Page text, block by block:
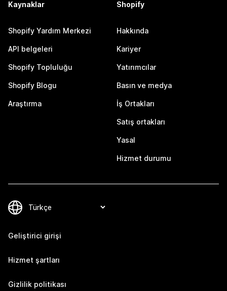
Kaynaklar
Shopify Yardım Merkezi
API belgeleri
Shopify Topluluğu
Shopify Blogu
Araştırma
Shopify
Hakkında
Kariyer
Yatırımcılar
Basın ve medya
İş Ortakları
Satış ortakları
Yasal
Hizmet durumu
Geliştirici girişi
Hizmet şartları
Gizlilik politikası